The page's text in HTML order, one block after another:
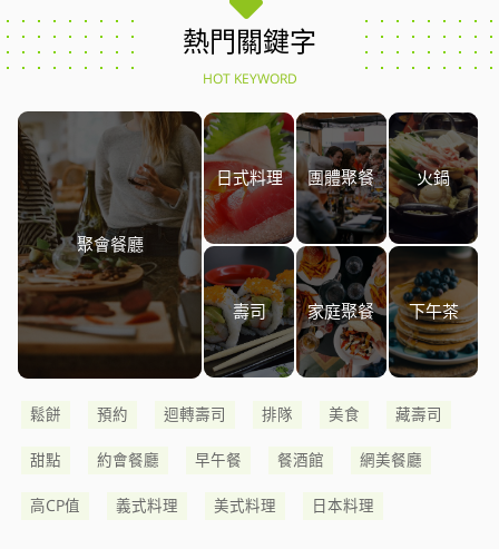
熱門關鍵字
HOT KEYWORD
聚會餐廳
日式料理 團體聚餐 火鍋
壽司 家庭聚餐 下午茶
鬆餅 預約 迴轉壽司 排隊 美食 藏壽司
甜點 約會餐廳 早午餐 餐酒館 網美餐廳
高CP值 義式料理 美式料理 日本料理